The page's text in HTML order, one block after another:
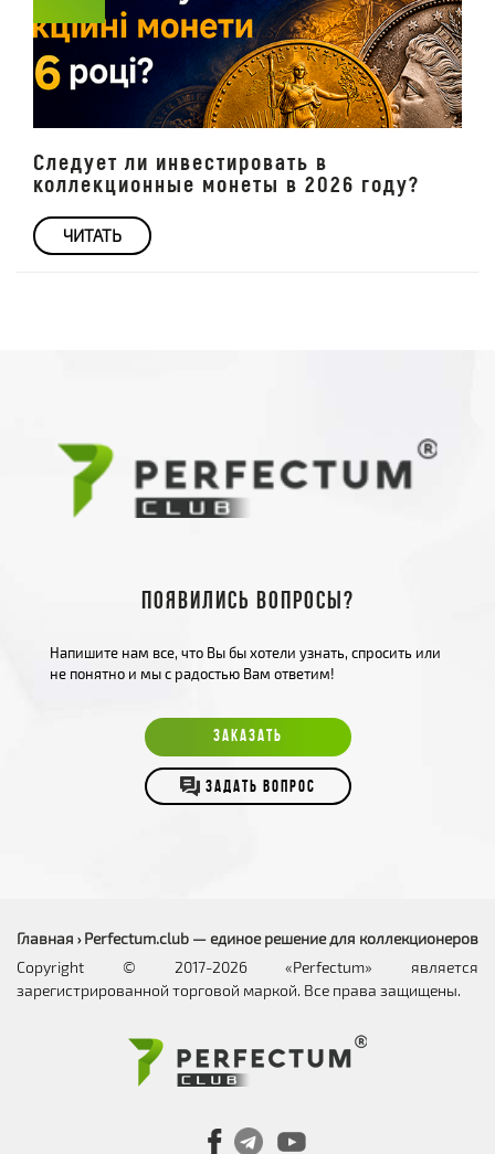
Следует ли инвестировать в
коллекционные монеты в 2026 году?
ЧИТАТЬ
Появились вопросы?
Напишите нам все, что Вы бы хотели узнать, спросить или
не понятно и мы с радостью Вам ответим!
ЗАКАЗАТЬ
ЗАДАТЬ ВОПРОС
Главная › Perfectum.club — единое решение для коллекционеров
Copyright © 2017-2026 «Perfectum» является
зарегистрированной торговой маркой. Все права защищены.